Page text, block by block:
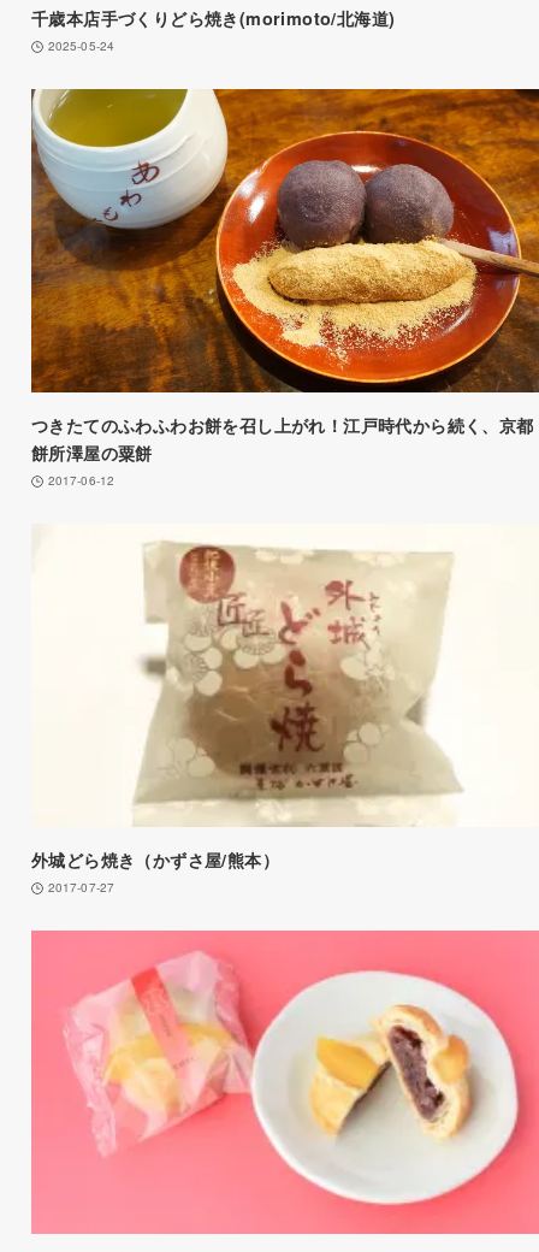
千歳本店手づくりどら焼き(morimoto/北海道)
2025-05-24
つきたてのふわふわお餅を召し上がれ！江戸時代から続く、京都
餅所澤屋の粟餅
2017-06-12
外城どら焼き（かずさ屋/熊本）
2017-07-27